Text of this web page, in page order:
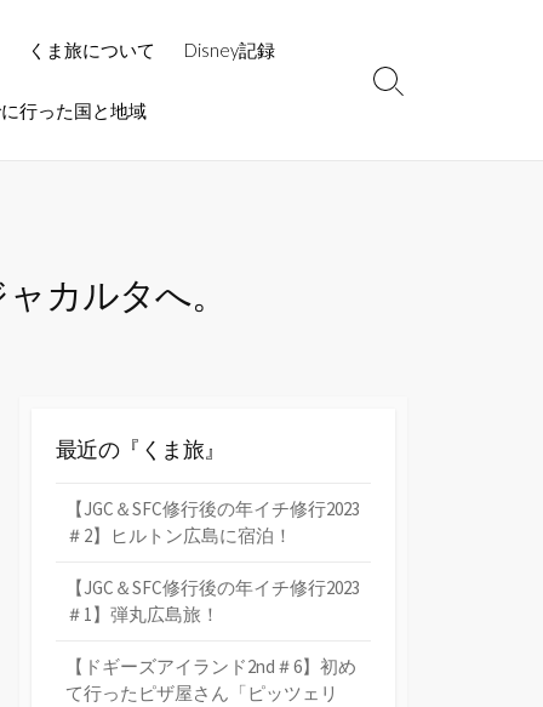
くま旅について Disney記録
行った国と地域
検
カルタへ。
最近の『くま旅』
【JGC＆SFC修行後の年イチ修行2023
＃2】ヒルトン広島に宿泊！
【JGC＆SFC修行後の年イチ修行2023
＃1】弾丸広島旅！
【ドギーズアイランド2nd＃6】初め
て行ったピザ屋さん「ピッツェリ